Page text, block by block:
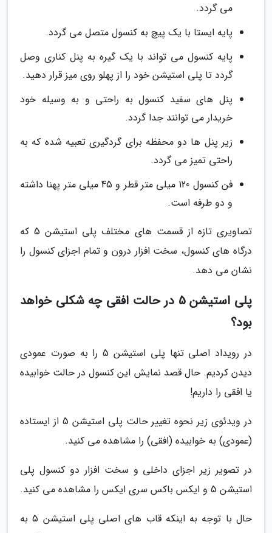
می گردد.
پایه ایستا با یک پیچ به کنسول متصل می گردد.
پایه کنسول می تواند با یک گیره به پنل کناری وصل
گردد تا پلی استیشن خود را از پهلو روی میز قرار دهید.
پنل های سفید کنسول به راحتی و به وسیله خود
خریدار می توانند جدا گردد.
زیر پنل ها دو محفظه برای گردگیری تعبیه شده که به
راحتی تمیز می گردد.
فن کنسول 120 میلی متر قطر و 45 میلی متر پهنا داشته
و دو طرفه است.
تصاویری تازه از قسمت های مختلف پلی استیشن 5 که
درگاه های کنسول، سخت افزار درون و تمام اجزای کنسول را
نشان می دهد.
پلی استیشن 5 در حالت افقی چه شکلی خواهد
بود؟
در رویداد اصلی تنها پلی استیشن 5 را به صورت عمودی
دیدن کردیم. حال قصد نمایش این کنسول در حالت خوابیده
یا افقی را داریم!
در ویدئوی زیر نحوه تغییر حالت پلی استیشن 5 از ایستاده
(عمودی) به خوابیده (افقی) را مشاهده می کنید.
در تصویر زیر اجزای داخلی و سخت افزار دو کنسول پلی
استیشن 5 و ایکس باکس سری ایکس را مشاهده می کنید.
حال با توجه به اینکه قاب های اصلی پلی استیشن 5 به